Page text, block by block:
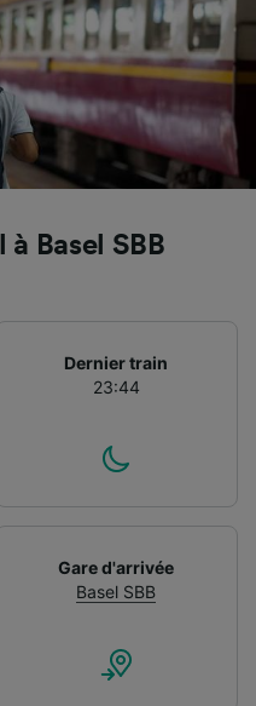
Basel SBB
Dernier train
23:44
Gare d'arrivée
Basel SBB
les
pour
accéder à des
Publicités et
de
et du contenu,
de